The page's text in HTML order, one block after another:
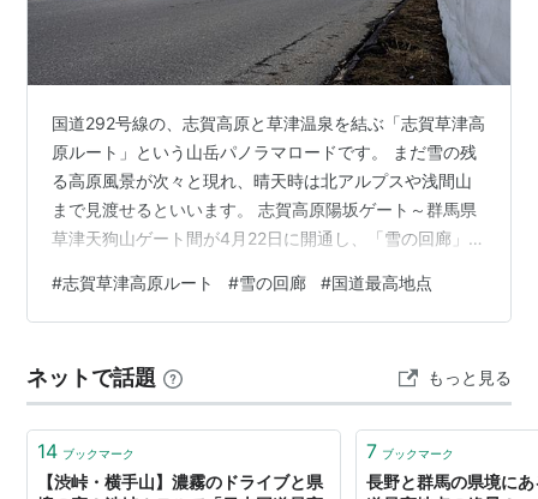
国道292号線の、志賀高原と草津温泉を結ぶ「志賀草津高
原ルート」という山岳パノラマロードです。 まだ雪の残
る高原風景が次々と現れ、晴天時は北アルプスや浅間山
まで見渡せるといいます。 志賀高原陽坂ゲート～群馬県
草津天狗山ゲート間が4月22日に開通し、「雪の回廊」が
とした空気の中を、ツーリングのバイクが風を切って走
っていきました。 このような雪の壁は所々で見ることが
からほんの少し北へ進むと、「日本国道最高地点」があ
ります。この辺りは「渋峠」といい、標高は2,172mで、
日本全国の国道で最も標高…
#志賀草津高原ルート #雪の回廊 #国道最高地点
ネットで話題 もっと見る
14 ブックマーク
【渋峠・横手山】濃霧のドライブと県
7 ブックマーク
長野と群馬の県境に